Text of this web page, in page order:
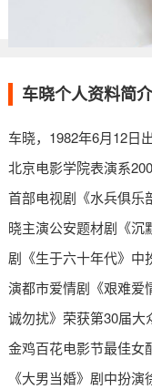
车晓个人资料简介
车晓，1982年6月12日
北京电影学院表演系
首部电视剧《水兵俱乐
晓主演公安题材剧《沉
剧《生于六十年代》中
演都市爱情剧《艰难爱
诚勿扰》荣获第30届
金鸡百花电影节最佳女
《大男当婚》剧中扮